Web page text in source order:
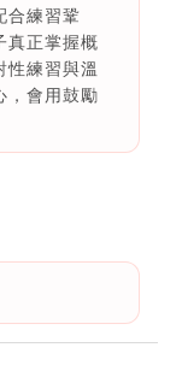
合練習鞏
真正掌握概
性練習與溫
，會用鼓勵